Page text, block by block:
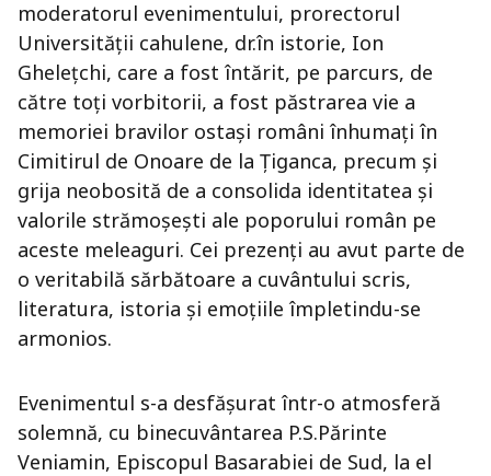
moderatorul evenimentului, prorectorul
Universității cahulene, dr.în istorie, Ion
Ghelețchi, care a fost întărit, pe parcurs, de
către toți vorbitorii, a fost păstrarea vie a
memoriei bravilor ostași români înhumați în
Cimitirul de Onoare de la Țiganca, precum și
grija neobosită de a consolida identitatea și
valorile strămoșești ale poporului român pe
aceste meleaguri. Cei prezenți au avut parte de
o veritabilă sărbătoare a cuvântului scris,
literatura, istoria și emoțiile împletindu-se
armonios.
Evenimentul s-a desfășurat într-o atmosferă
solemnă, cu binecuvântarea P.S.Părinte
Veniamin, Episcopul Basarabiei de Sud, la el